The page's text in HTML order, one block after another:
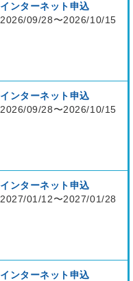
インターネット申込
2026/09/28〜2026/10/15
インターネット申込
2026/09/28〜2026/10/15
インターネット申込
2027/01/12〜2027/01/28
インターネット申込